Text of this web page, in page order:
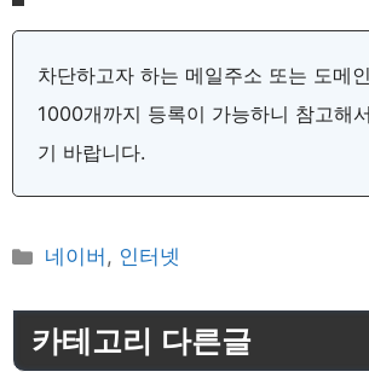
차단하고자 하는 메일주소 또는 도메
1000개까지 등록이 가능하니 참고해
기 바랍니다.
카
고
리
네이버 , 인터넷
카테고리 다른글